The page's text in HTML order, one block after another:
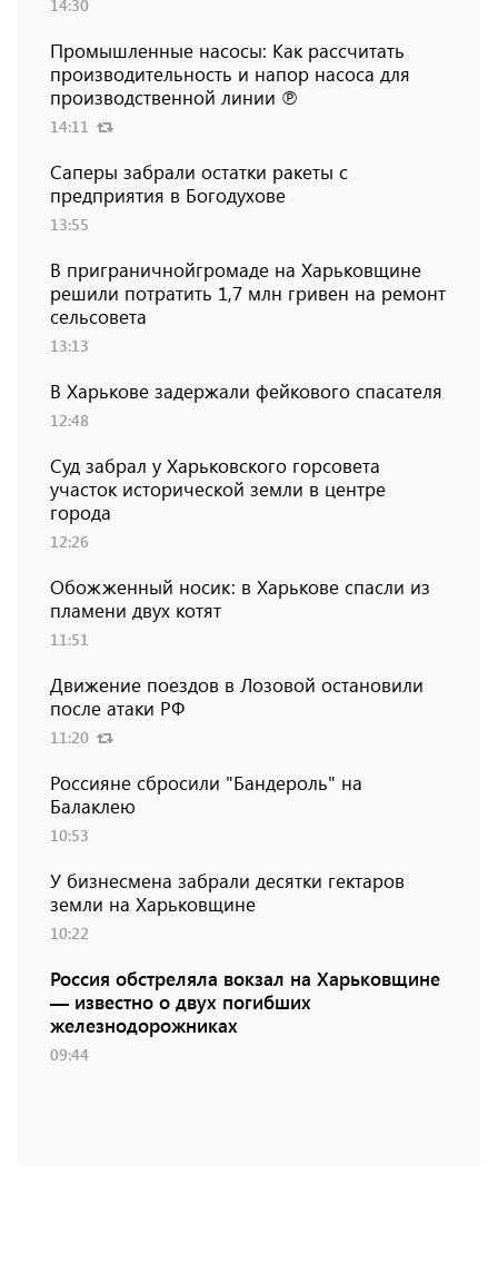
14:30
Промышленные насосы: Как рассчитать
производительность и напор насоса для
производственной линии ℗
14:11
Саперы забрали остатки ракеты с
предприятия в Богодухове
13:55
В приграничнойгромаде на Харьковщине
решили потратить 1,7 млн ​​гривен на ремонт
сельсовета
13:13
В Харькове задержали фейкового спасателя
12:48
Суд забрал у Харьковского горсовета
участок исторической земли в центре
города
12:26
Обожженный носик: в Харькове спасли из
пламени двух котят
11:51
Движение поездов в Лозовой остановили
после атаки РФ
11:20
Россияне сбросили "Бандероль" на
Балаклею
10:53
У бизнесмена забрали десятки гектаров
земли на Харьковщине
10:22
Россия обстреляла вокзал на Харьковщине
— известно о двух погибших
железнодорожниках
09:44